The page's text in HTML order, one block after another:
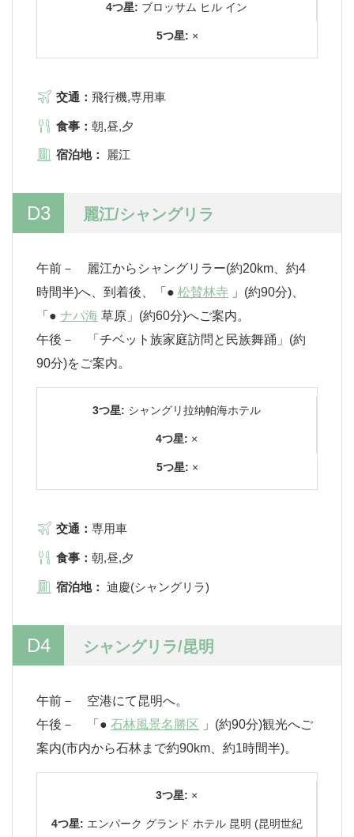
4つ星: ブロッサム ヒル イン
5つ星: ×
交通： 飛行機,専用車
食事： 朝,昼,夕
宿泊地： 麗江
D3 麗江/シャングリラ
午前－ 麗江からシャングリラー(約20km、約4
時間半)へ、到着後、「● 松賛林寺 」(約90分)、
「● ナパ海 草原」(約60分)へご案内。
午後－ 「チベット族家庭訪問と民族舞踊」(約
90分)をご案内。
3つ星: シャングリ拉纳帕海ホテル
4つ星: ×
5つ星: ×
交通： 専用車
食事： 朝,昼,夕
宿泊地： 迪慶(シャングリラ)
D4 シャングリラ/昆明
午前－ 空港にて昆明へ。
午後－ 「● 石林風景名勝区 」(約90分)観光へご
案内(市内から石林まで約90km、約1時間半)。
3つ星: ×
4つ星: エンパーク グランド ホテル 昆明 (昆明世紀